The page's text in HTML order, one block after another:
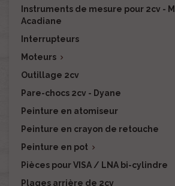
Instruments de mesure pour 2cv -
Acadiane
Interrupteurs
Moteurs 
Outillage 2cv
Pare-chocs 2cv - Dyane
Peinture en atomiseur
Peinture en crayon de retouche
Peinture en pot 
Pièces pour VISA / LNA bi-cylindre
Plages arrière de 2cv